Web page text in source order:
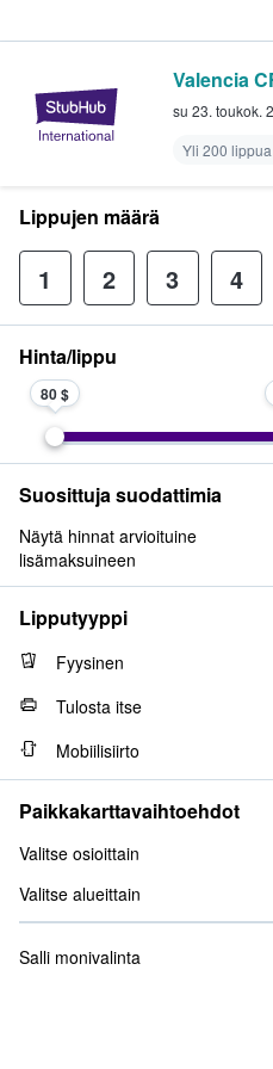
StubHub
Valencia
su 23. toukok.
Yli 200
Lippujen määrä
1 2 3 4
Hinta/lippu
80 $
Suosittuja suodattimia
Näytä hinnat arvioituine
lisämaksuineen
Lipputyyppi
Fyysinen
Tulosta itse
Mobiilisiirto
Paikkakarttavaihtoehdot
Valitse osioittain
Valitse alueittain
Salli monivalinta